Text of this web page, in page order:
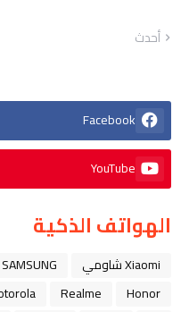
أحدث
Facebook
YouTube
الهواتف الذكية
Xiaomi شاومي SAMSUNG
Honor
Realme